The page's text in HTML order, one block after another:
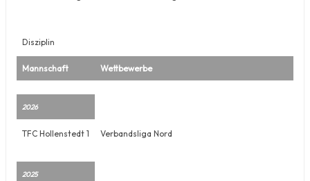
Disziplin
Mannschaft Wettbewerbe
2026
TFC Hollenstedt 1 Verbandsliga Nord
2025